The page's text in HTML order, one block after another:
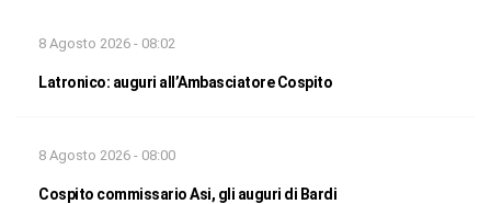
8 Agosto 2026 - 08:02
Latronico: auguri all’Ambasciatore Cospito
8 Agosto 2026 - 08:00
Cospito commissario Asi, gli auguri di Bardi